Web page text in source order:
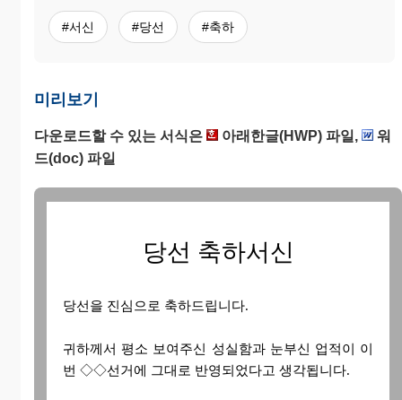
#서신 #당선 #축하
미리보기
다운로드할 수 있는 서식은 아래한글(HWP) 파일,
워
드(doc) 파일
당선 축하서신
당선을 진심으로 축하드립니다.
귀하께서 평소 보여주신 성실함과 눈부신 업적이 이
번 ◇◇선거에 그대로 반영되었다고 생각됩니다.